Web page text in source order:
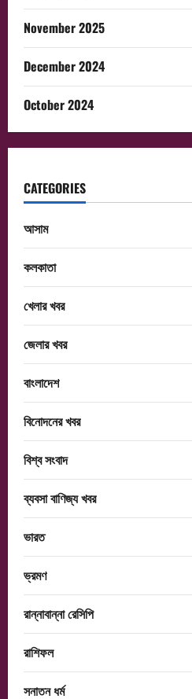
November 2025
December 2024
October 2024
CATEGORIES
আসাম
কলকাতা
খেলার খবর
জেলার খবর
বাংলাদেশ
বিনোদনের খবর
বিশ্ব সংবাদ
ব্যবসা বাণিজ্য খবর
ভারত
ভ্রমণ
রান্নাবান্না রেসিপি
রাশিফল
সনাতন ধর্ম